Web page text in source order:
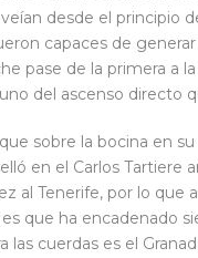
desde el principio
capaces de
pase de la primera a
del ascenso directo
sobre la bocina en
en el Carlos Tartiere
al Tenerife, por lo que
que ha encadenado
las cuerdas es el